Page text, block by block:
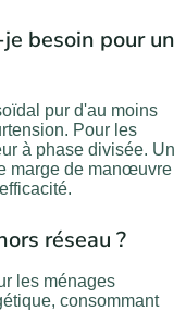
besoin pour un
pur d'au moins
Pour les
à phase divisée. Un
marge de manœuvre
réseau ?
les ménages
consommant